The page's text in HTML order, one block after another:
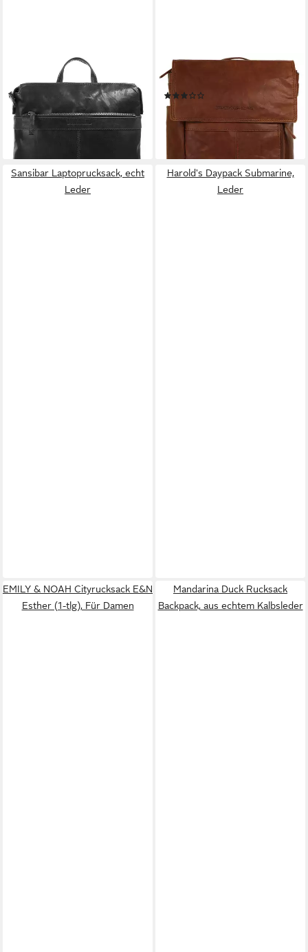
SPIKES & SPARROW
Laptoprucksack, echt Leder
139,95 €
lieferbar - in 1-2 Werktagen bei dir
SPIKES & SPARROW
Laptoprucksack, echt Leder
139,95 €
lieferbar - in 6-8 Werktagen bei dir
Sansibar Laptoprucksack, echt
Leder
Harold's Daypack Submarine,
Leder
EMILY & NOAH Cityrucksack E&N
Esther (1-tlg), Für Damen
Mandarina Duck Rucksack
Backpack, aus echtem Kalbsleder